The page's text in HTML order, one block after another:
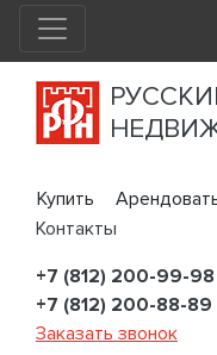
Купить
Контакты
+7 (812) 200-99-98
+7 (812) 200-88-89
Заказать звонок